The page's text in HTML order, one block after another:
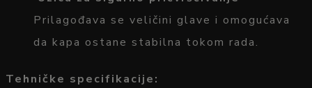
Prilagođava se veličini glave i omogućava
da kapa ostane stabilna tokom rada.
Tehničke specifikacije: